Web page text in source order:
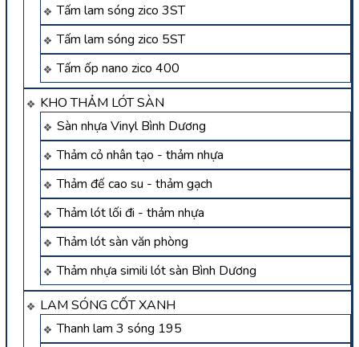
Tấm lam sóng zico 3ST
Tấm lam sóng zico 5ST
Tấm ốp nano zico 400
KHO THẢM LÓT SÀN
Sàn nhựa Vinyl Bình Dương
Thảm cỏ nhân tạo - thảm nhựa
Thảm đế cao su - thảm gạch
Thảm lót lối đi - thảm nhựa
Thảm lót sàn văn phòng
Thảm nhựa simili lót sàn Bình Dương
LAM SÓNG CỐT XANH
Thanh lam 3 sóng 195